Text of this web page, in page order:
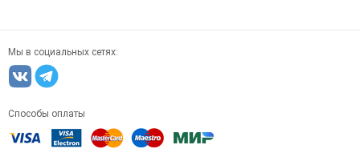
Мы в социальных сетях:
Способы оплаты